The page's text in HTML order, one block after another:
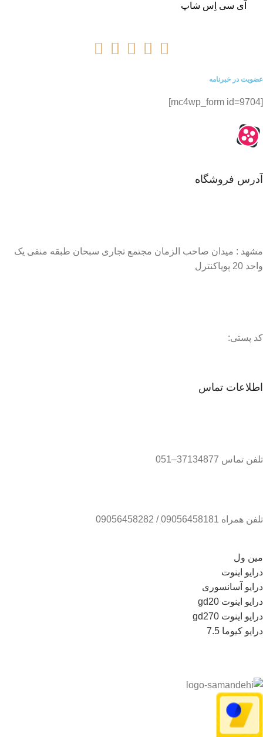
آی سی اِس شاپ
عضویت در خبرنامه
[mc4wp_form id=9704]
آدرس فروشگاه
مشهد : میدان صاحب الزمان مجتمع تجاری سبحان طبقه منفی یک
واحد 20 پویاکنترل
کد پستی:
اطلاعات تماس
تلفن تماس 37134877–051
تلفن همراه 09056458181 / 09056458282
مین ول
درایو اینوت
درایو آسانسوری
درایو اینوت gd20
درایو اینوت gd270
درایو کیوما 7.5